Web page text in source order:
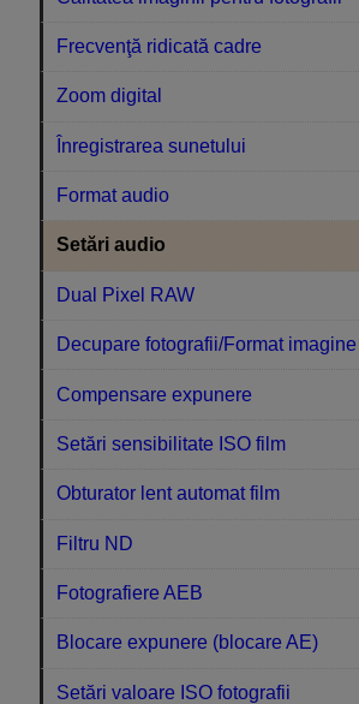
Frecvenţă ridicată cadre
Zoom digital
Înregistrarea sunetului
Format audio
Setări audio
Dual Pixel RAW
Decupare fotografii/Format imagine
Compensare expunere
Setări sensibilitate ISO film
Obturator lent automat film
Filtru ND
Fotografiere AEB
Blocare expunere (blocare AE)
Setări valoare ISO fotografii